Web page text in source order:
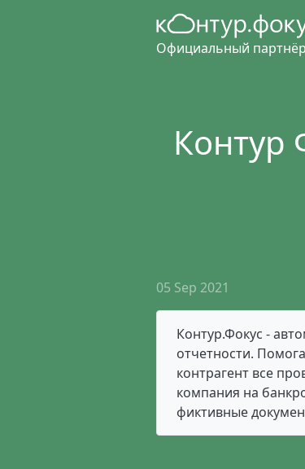
Официальный партнёр
Контур
05 Sep 2021
Контур.Фокус -
отчетности.
контрагент все
компания на
фиктивные